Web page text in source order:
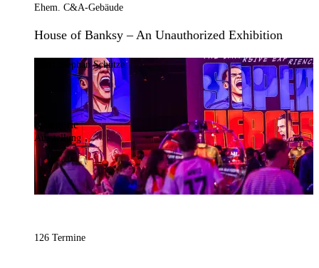
Ehem. C&A-Gebäude
House of Banksy – An Unauthorized Exhibition
Stephan Schütze
Kategorie
Ausstellung
126 Termine